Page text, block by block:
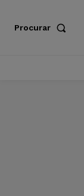
Procurar